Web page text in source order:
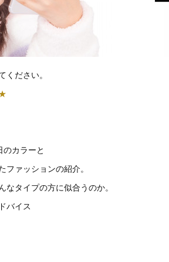
ください。
カラーと
ファッションの紹介。
なタイプの方に似合うのか。
バイス